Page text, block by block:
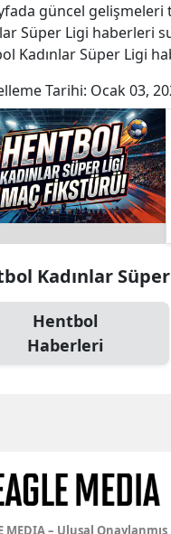
güncel gelişmeleri
Süper Ligi haberleri
Kadınlar Süper Ligi
Tarihi: Ocak 03,
Kadınlar
Hentbol
Haberleri
MEDIA – Ulusal